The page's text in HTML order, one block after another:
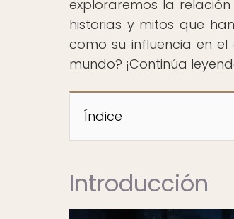
exploraremos la
historias y mitos que
como su influencia en
mundo? ¡Continúa
Índice
Introducción